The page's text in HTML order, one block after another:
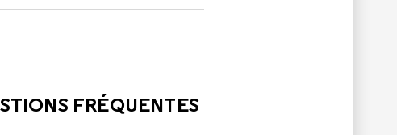
FRÉQUENTES